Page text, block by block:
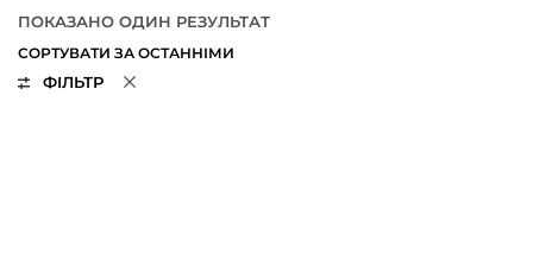
ПОКАЗАНО ОДИН РЕЗУЛЬТАТ
ФІЛЬТР